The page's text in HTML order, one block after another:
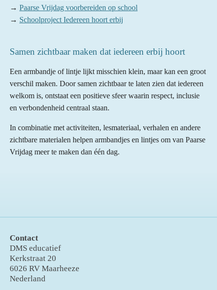
→ Paarse Vrijdag voorbereiden op school
→ Schoolproject Iedereen hoort erbij
Samen zichtbaar maken dat iedereen erbij hoort
Een armbandje of lintje lijkt misschien klein, maar kan een groot
verschil maken. Door samen zichtbaar te laten zien dat iedereen
welkom is, ontstaat een positieve sfeer waarin respect, inclusie
en verbondenheid centraal staan.
In combinatie met activiteiten, lesmateriaal, verhalen en andere
zichtbare materialen helpen armbandjes en lintjes om van Paarse
Vrijdag meer te maken dan één dag.
Contact
DMS educatief
Kerkstraat 20
6026 RV Maarheeze
Nederland